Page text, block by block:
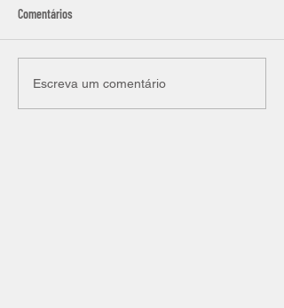
Comentários
Escreva um comentário